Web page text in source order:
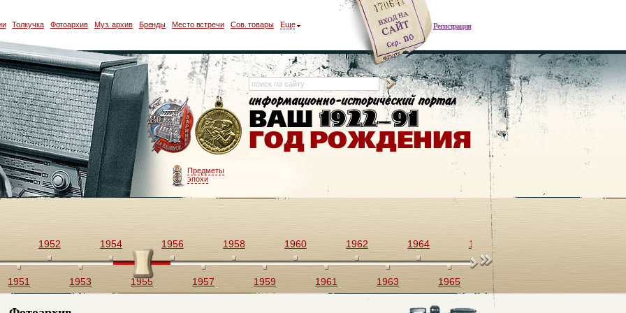
Регистрация
Толкучка Фотоархив Муз. архив Бренды Место встречи Сов. товары Еще
Предметы
эпохи
1951
1952
1953
1954
1955
1956
1957
1958
1959
1960
1961
1962
1963
1964
1965
1966